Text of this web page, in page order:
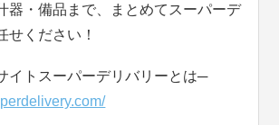
器・備品まで、まとめてスーパーデ
せください！
イトスーパーデリバリーとは─